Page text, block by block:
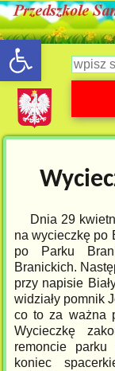
rozwiń/zwiń panel
Wpisz
Dnia 29
na wycieczkę po
po Parku
Branickich.
przy napisie
widziały pomnik
co to za ważna
Wycieczkę
remoncie parku
koniec